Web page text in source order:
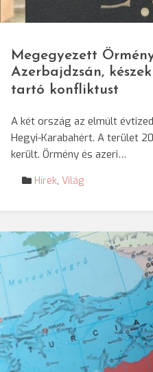
Megegyezett
Azerbajdzsán,
tartó konfliktust
A két ország az elmúlt
Hegyi-Karabahért. A terület
került. Örmény és azeri…
Hírek, Világ